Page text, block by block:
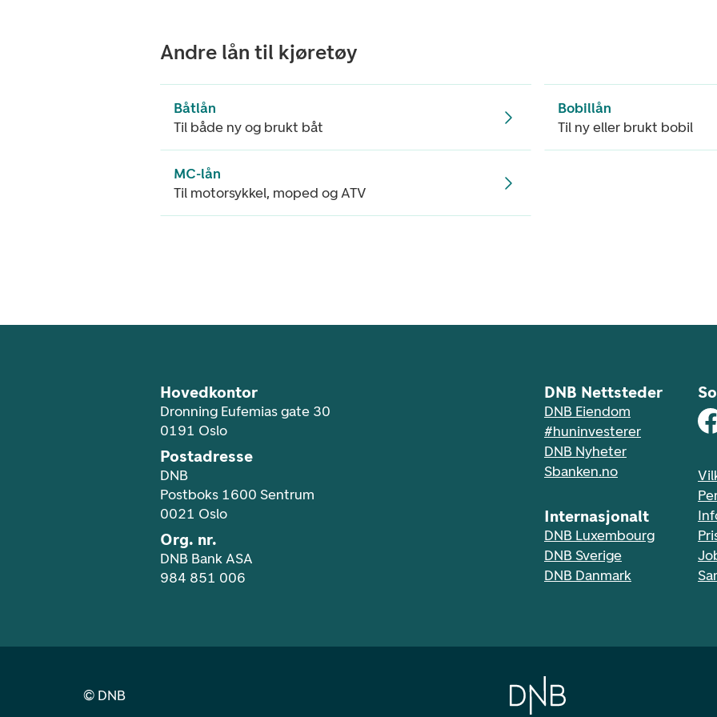
Andre lån til kjøretøy
Båtlån
Til både ny og brukt båt
Bobillån
Til ny eller brukt bobil
MC-lån
Til motorsykkel, moped og ATV
Hovedkontor
Dronning Eufemias gate 30
0191 Oslo
Postadresse
DNB
Postboks 1600 Sentrum
0021 Oslo
Org. nr.
DNB Bank ASA
984 851 006
DNB Nettsteder
DNB Eiendom
#huninvesterer
DNB Nyheter
Sbanken.no
Internasjonalt
DNB Luxembourg
DNB Sverige
DNB Danmark
© DNB